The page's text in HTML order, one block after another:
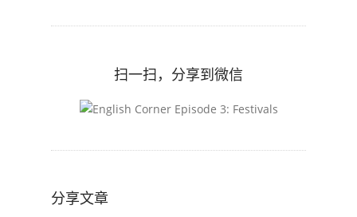
扫一扫，分享到微信
分享文章